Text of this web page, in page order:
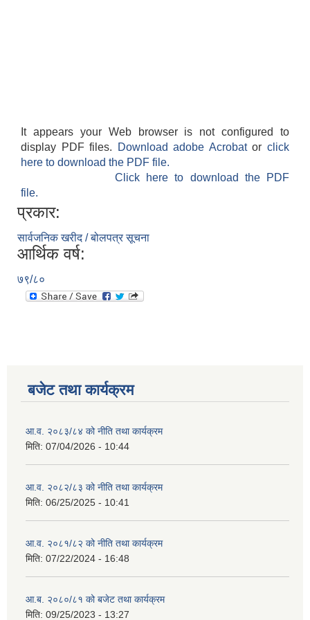
It appears your Web browser is not configured to
display PDF files.
Download adobe Acrobatorclick
here to download the PDF file.
Click here to download the PDF
file.
प्रकार:
सार्वजनिक खरीद / बोलपत्र सूचना
आर्थिक वर्ष:
७९/८०
बजेट तथा कार्यक्रम
आ.व. २०८३/८४ को नीति तथा कार्यक्रम
मिति: 07/04/2026 - 10:44
आ.व. २०८२/८३ को नीति तथा कार्यक्रम
मिति: 06/25/2025 - 10:41
आ.व. २०८१/८२ को नीति तथा कार्यक्रम
मिति: 07/22/2024 - 16:48
आ.ब. २०८०/८१ को बजेट तथा कार्यक्रम
मिति: 09/25/2023 - 13:27